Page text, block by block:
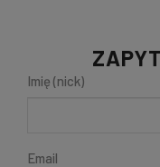
Imię (nick)
Email